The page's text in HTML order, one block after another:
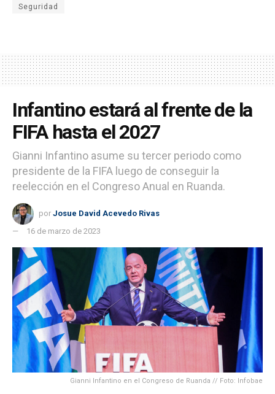
Seguridad
Infantino estará al frente de la
FIFA hasta el 2027
Gianni Infantino asume su tercer periodo como
presidente de la FIFA luego de conseguir la
reelección en el Congreso Anual en Ruanda.
por Josue David Acevedo Rivas
16 de marzo de 2023
Gianni Infantino en el Congreso de Ruanda // Foto: Infobae